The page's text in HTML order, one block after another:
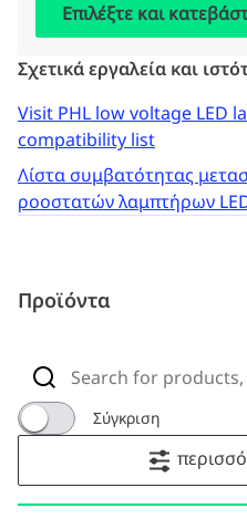
Επιλέξτε και
Σχετικά εργαλεία και
Visit PHL low voltage LED
compatibility list
Λίστα συμβατότητας
ροοστατών λαμπτήρων
Προϊόντα
Σύγκριση